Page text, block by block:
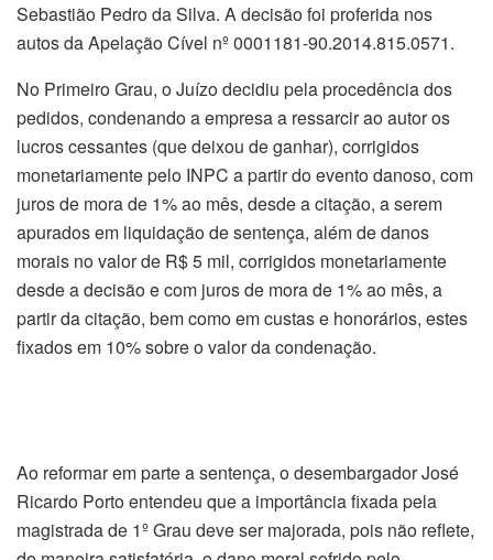
Sebastião Pedro da Silva. A decisão foi proferida nos
autos da Apelação Cível nº 0001181-90.2014.815.0571.
No Primeiro Grau, o Juízo decidiu pela procedência dos
pedidos, condenando a empresa a ressarcir ao autor os
lucros cessantes (que deixou de ganhar), corrigidos
monetariamente pelo INPC a partir do evento danoso, com
juros de mora de 1% ao mês, desde a citação, a serem
apurados em liquidação de sentença, além de danos
morais no valor de R$ 5 mil, corrigidos monetariamente
desde a decisão e com juros de mora de 1% ao mês, a
partir da citação, bem como em custas e honorários, estes
fixados em 10% sobre o valor da condenação.
Ao reformar em parte a sentença, o desembargador José
Ricardo Porto entendeu que a importância fixada pela
magistrada de 1º Grau deve ser majorada, pois não reflete,